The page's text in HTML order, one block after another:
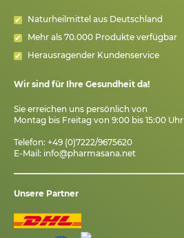
Naturheilmittel aus Deutschland
Mehr als 70.000 Produkte verfügbar
Herausragender Kundenservice
Wir sind für Ihre Gesundheit da!
Sie erreichen uns persönlich von
Montag bis Freitag von 9:00 bis 15:00 Uhr
Telefon: +49 (0)7222/9675620
E-Mail: info@pharmasana.net
Unsere Partner